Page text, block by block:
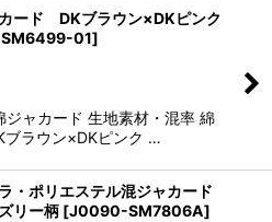
ード DKブラウン×DKピンク
01]
ジャカード 生地素材・混率 綿
ブラウン×DKピンク …
・ポリエステル混ジャカード
リー柄 [J0090-SM7806A]